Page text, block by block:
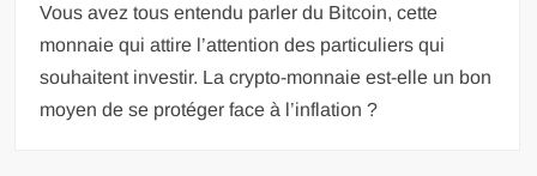
Vous avez tous entendu parler du Bitcoin, cette
monnaie qui attire l’attention des particuliers qui
souhaitent investir. La crypto-monnaie est-elle un bon
moyen de se protéger face à l’inflation ?